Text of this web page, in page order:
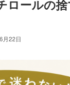
ロールの
月22日